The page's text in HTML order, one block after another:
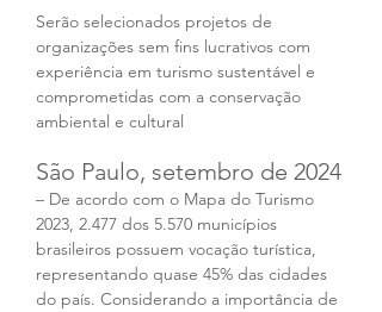
Serão selecionados projetos de
organizações sem fins lucrativos com
experiência em turismo sustentável e
comprometidas com a conservação
ambiental e cultural
São Paulo, setembro de 2024
– De acordo com o Mapa do Turismo
2023, 2.477 dos 5.570 municípios
brasileiros possuem vocação turística,
representando quase 45% das cidades
do país. Considerando a importância de